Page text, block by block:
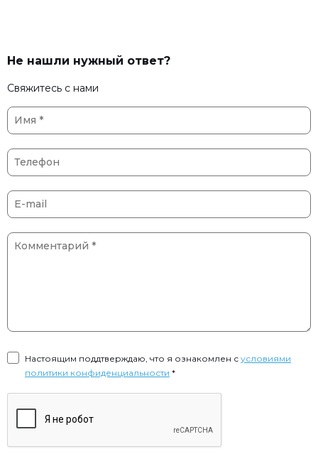
Не нашли нужный ответ?
Свяжитесь с нами
Имя *
Телефон
E-mail
Комментарий *
Настоящим поддтверждаю, что я ознакомлен с условиями
политики конфиденциальности *